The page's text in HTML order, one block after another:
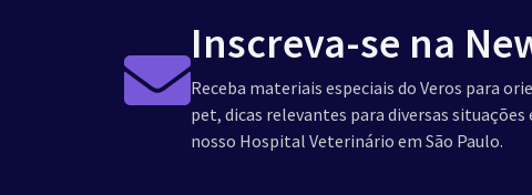
Inscreva-se na
Receba materiais especiais do Veros para
pet, dicas relevantes para diversas
nosso Hospital Veterinário em São Paulo.